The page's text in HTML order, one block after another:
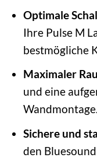
Optimale
Ihre Pulse M
bestmögliche
Maximaler
und eine
Wandmontage.
Sichere und
den